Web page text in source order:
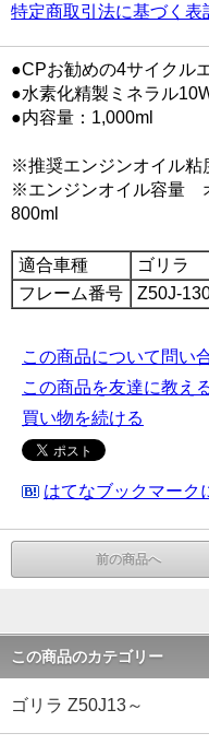
特定商取引法に基づく表
●CPお勧めの4サイクル
●水素化精製ミネラル
●内容量：1,000ml
※推奨エンジンオイル粘
※エンジンオイル容量
800ml
適合車種
ゴリラ
フレーム番号
Z50J-
この商品について問い
この商品を友達に教え
買い物を続ける
はてなブックマーク
前の商品へ
この商品のカテゴリー
ゴリラ Z50J13～